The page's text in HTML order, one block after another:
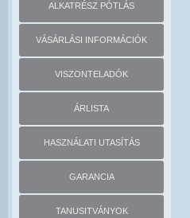
ALKATRÉSZ PÓTLÁS
VÁSÁRLÁSI INFORMÁCIÓK
VISZONTELADÓK
ÁRLISTA
HASZNÁLATI UTASÍTÁS
GARANCIA
TANUSITVÁNYOK